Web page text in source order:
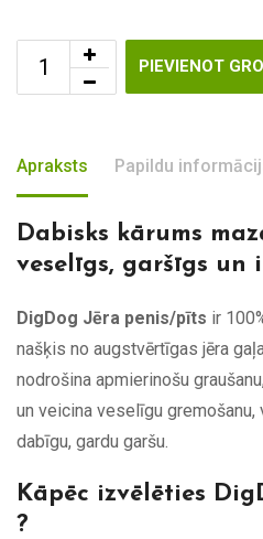
PIEVIENOT
Apraksts Papildu
Dabisks kārums
veselīgs, garšīgs un
DigDog Jēra penis/pīts ir
našķis no augstvērtīgas jēra
nodrošina apmierinošu
un veicina veselīgu
dabīgu, gardu garšu.
Kāpēc izvēlēties
?